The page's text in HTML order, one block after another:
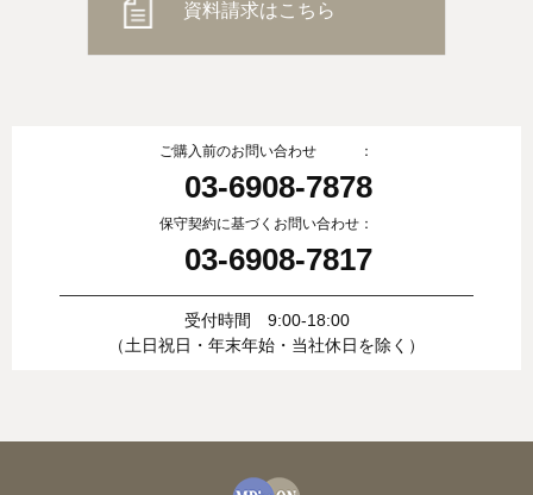
資料請求はこちら
ご購入前のお問い合わせ ：
03-6908-7878
保守契約に基づくお問い合わせ：
03-6908-7817
受付時間 9:00-18:00
（土日祝日・年末年始・当社休日を除く）